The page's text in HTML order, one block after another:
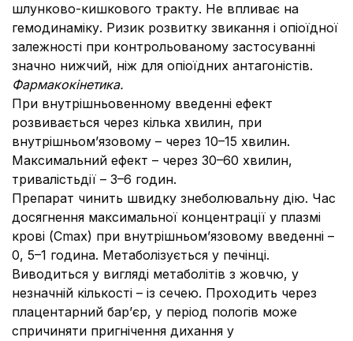
шлунково-кишкового тракту. Не впливає на
гемодинаміку. Ризик розвитку звикання і опіоїдної
залежності при контрольованому застосуванні
значно нижчий, ніж для опіоїдних антагоністів.
Фармакокінетика.
При внутрішньовенному введенні ефект
розвивається через кілька хвилин, при
внутрішньом’язовому – через 10–15 хвилин.
Максимальний ефект – через 30–60 хвилин,
тривалістьдії – 3–6 годин.
Препарат чинить швидку знеболювальну дію. Час
досягнення максимальної концентрації у плазмі
крові (Сmax) при внутрішньом’язовому введенні –
0, 5–1 година. Метаболізується у печінці.
Виводиться у вигляді метаболітів з жовчю, у
незначній кількості – із сечею. Проходить через
плацентарний бар’єр, у період пологів може
спричиняти пригнічення дихання у